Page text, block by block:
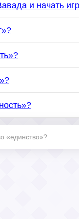
и начать
«единство»?